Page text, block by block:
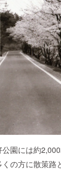
園には約
くの方に散策路